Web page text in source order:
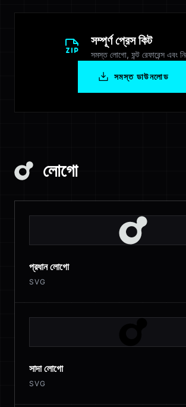
সম্পূর্ণ প্রেস কিট
সমস্ত লোগো, ফন্ট রেফারেন্স এবং
সমস্ত ডাউনলোড
লোগো
প্রধান লোগো
SVG
সাদা লোগো
SVG